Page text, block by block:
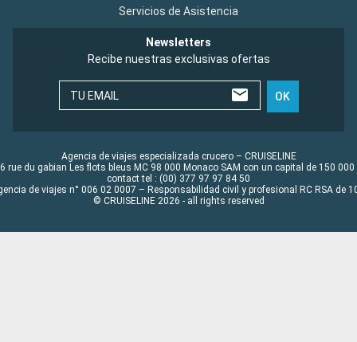
Servicios de Asistencia
Newsletters
Recibe nuestras exclusivas ofertas
TU EMAIL OK
Agencia de viajes especializada crucero – CRUISELINE
rue du gabian Les flots bleus MC 98 000 Monaco SAM con un capital de 150 000
contact tel : (00) 377 97 97 84 50
de viajes n° 006 02 0007 – Responsabilidad civil y profesional RC RSA de
© CRUISELINE 2026 - all rights reserved